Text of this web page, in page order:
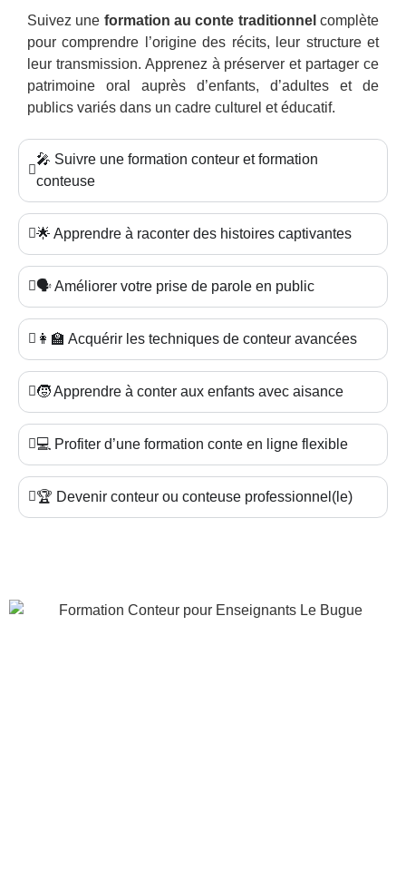
Suivez une formation au conte traditionnel complète
pour comprendre l’origine des récits, leur structure et
leur transmission. Apprenez à préserver et partager ce
patrimoine oral auprès d’enfants, d’adultes et de
publics variés dans un cadre culturel et éducatif.
🎤 Suivre une formation conteur et formation
conteuse
🌟 Apprendre à raconter des histoires captivantes
🗣️ Améliorer votre prise de parole en public
👩‍🏫 Acquérir les techniques de conteur avancées
🧒 Apprendre à conter aux enfants avec aisance
💻 Profiter d’une formation conte en ligne flexible
🏆 Devenir conteur ou conteuse professionnel(le)